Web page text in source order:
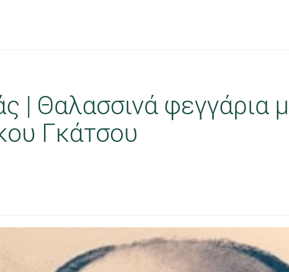
Θαλασσινά φεγγάρια
Γκάτσου